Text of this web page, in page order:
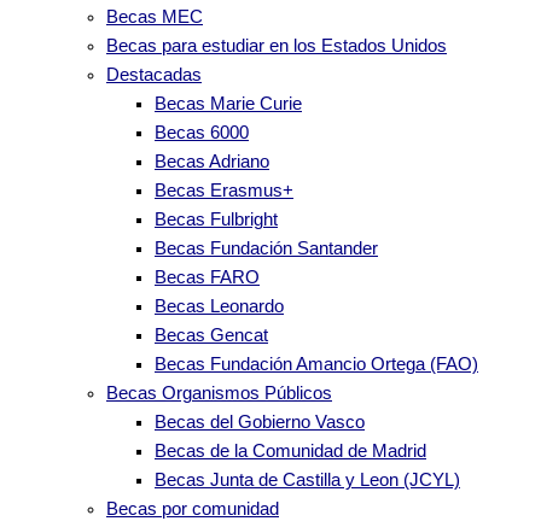
Becas MEC
Becas para estudiar en los Estados Unidos
Destacadas
Becas Marie Curie
Becas 6000
Becas Adriano
Becas Erasmus+
Becas Fulbright
Becas Fundación Santander
Becas FARO
Becas Leonardo
Becas Gencat
Becas Fundación Amancio Ortega (FAO)
Becas Organismos Públicos
Becas del Gobierno Vasco
Becas de la Comunidad de Madrid
Becas Junta de Castilla y Leon (JCYL)
Becas por comunidad